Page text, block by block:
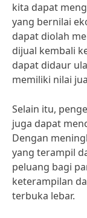
kita dapat
yang bernilai
dapat diolah
dijual kembali
dapat didaur
memiliki nilai
Selain itu,
juga dapat
Dengan
yang terampil
peluang bagi
keterampilan
terbuka lebar.